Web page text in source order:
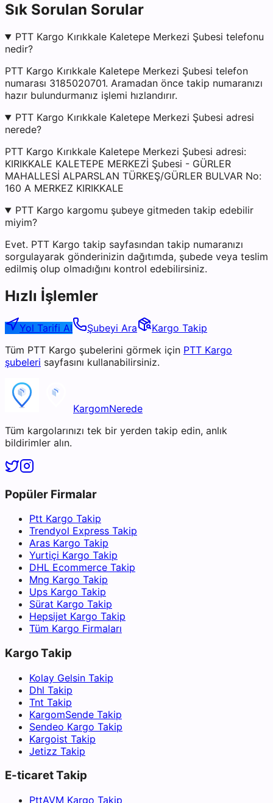
Sık Sorulan Sorular
PTT Kargo Kırıkkale Kaletepe Merkezi Şubesi telefonu
nedir?
PTT Kargo Kırıkkale Kaletepe Merkezi Şubesi telefon
numarası 3185020701. Aramadan önce takip numaranızı
hazır bulundurmanız işlemi hızlandırır.
PTT Kargo Kırıkkale Kaletepe Merkezi Şubesi adresi
nerede?
PTT Kargo Kırıkkale Kaletepe Merkezi Şubesi adresi:
KIRIKKALE KALETEPE MERKEZİ Şubesi - GÜRLER
MAHALLESİ ALPARSLAN TÜRKEŞ/GÜRLER BULVAR No:
160 A MERKEZ KIRIKKALE
PTT Kargo kargomu şubeye gitmeden takip edebilir
miyim?
Evet. PTT Kargo takip sayfasından takip numaranızı
sorgulayarak gönderinizin dağıtımda, şubede veya teslim
edilmiş olup olmadığını kontrol edebilirsiniz.
Hızlı İşlemler
Yol Tarifi Al Şubeyi Ara
Kargo Takip
Tüm PTT Kargo şubelerini görmek için PTT Kargo
şubeleri sayfasını kullanabilirsiniz.
KargomNerede
Tüm kargolarınızı tek bir yerden takip edin, anlık
bildirimler alın.
Popüler Firmalar
Ptt Kargo Takip
Trendyol Express Takip
Aras Kargo Takip
Yurtiçi Kargo Takip
DHL Ecommerce Takip
Mng Kargo Takip
Ups Kargo Takip
Sürat Kargo Takip
Hepsijet Kargo Takip
Tüm Kargo Firmaları
Kargo Takip
Kolay Gelsin Takip
Dhl Takip
Tnt Takip
KargomSende Takip
Sendeo Kargo Takip
Kargoist Takip
Jetizz Takip
E-ticaret Takip
PttAVM Kargo Takip